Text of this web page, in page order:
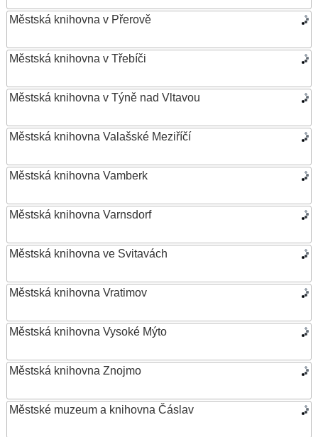
Městská knihovna v Přerově
Městská knihovna v Třebíči
Městská knihovna v Týně nad Vltavou
Městská knihovna Valašské Meziříčí
Městská knihovna Vamberk
Městská knihovna Varnsdorf
Městská knihovna ve Svitavách
Městská knihovna Vratimov
Městská knihovna Vysoké Mýto
Městská knihovna Znojmo
Městské muzeum a knihovna Čáslav